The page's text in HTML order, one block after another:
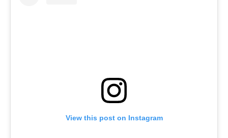
View this post on Instagram